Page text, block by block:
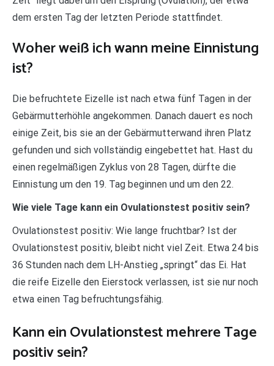
dem ersten Tag der letzten Periode stattfindet.
Woher weiß ich wann meine Einnistung
ist?
Die befruchtete Eizelle ist nach etwa fünf Tagen in der
Gebärmutterhöhle angekommen. Danach dauert es noch
einige Zeit, bis sie an der Gebärmutterwand ihren Platz
gefunden und sich vollständig eingebettet hat. Hast du
einen regelmäßigen Zyklus von 28 Tagen, dürfte die
Einnistung um den 19. Tag beginnen und um den 22.
Wie viele Tage kann ein Ovulationstest positiv sein?
Ovulationstest positiv: Wie lange fruchtbar? Ist der
Ovulationstest positiv, bleibt nicht viel Zeit. Etwa 24 bis
36 Stunden nach dem LH-Anstieg „springt“ das Ei. Hat
die reife Eizelle den Eierstock verlassen, ist sie nur noch
etwa einen Tag befruchtungsfähig.
Kann ein Ovulationstest mehrere Tage
positiv sein?